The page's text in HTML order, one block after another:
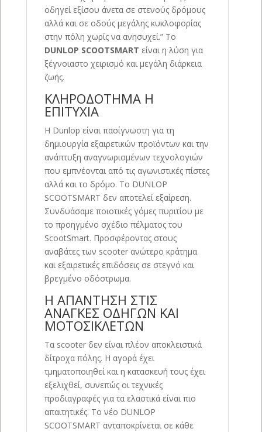
οδηγεί εξίσου άνετα σε στενούς δρόμους
αλλά και σε οδούς μεγάλης κυκλοφορίας
στην πόλη χωρίς να ανησυχεί.” Το
DUNLOP SCOOTSMART είναι η λύση για
ξέγνοιαστο χειρισμό και μεγάλη διάρκεια
ζωής.
ΚΛΗΡΟΔΟΤΗΜΑ Η
ΕΠΙΤΥΧΙΑ
Η Dunlop είναι πασίγνωστη για τη
δημιουργία εξαιρετικών προϊόντων και την
ανάπτυξη αναγνωρισμένων τεχνολογιών
που εμπνέονται από τις αγωνιστικές πίστες
αλλά και το δρόμο. Το DUNLOP
SCOOTSMART δεν αποτελεί εξαίρεση.
Συνδυάσαμε ποιοτικές γόμες πυριτίου με
το προηγμένο σχέδιο πέλματος του
ScootSmart. Προσφέροντας στους
αναβάτες των scooter ανώτερο κράτημα
και εξαιρετικές επιδόσεις σε στεγνό και
βρεγμένο οδόστρωμα.
Η ΑΠΑΝΤΗΣΗ ΣΤΙΣ
ΑΝΑΓΚΕΣ ΟΔΗΓΩΝ ΚΑΙ
ΜΟΤΟΣΙΚΛΕΤΩΝ
Τα scooter δεν είναι πλέον αποκλειστικά
δίτροχα πόλης. Η αγορά έχει
τμηματοποιηθεί και η κατασκευή τους έχει
εξελιχθεί, συνεπώς οι τεχνικές
προδιαγραφές για τα ελαστικά είναι πιο
απαιτητικές. Το νέο DUNLOP
SCOOTSMART ανταποκρίνεται σε κάθε